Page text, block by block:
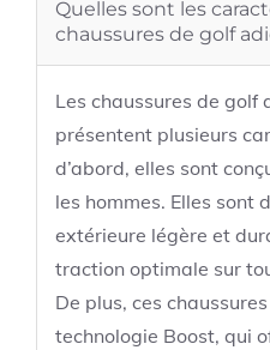
Quelles sont les
chaussures de golf
Les chaussures de golf
présentent plusieurs
d’abord, elles sont
les hommes. Elles sont
extérieure légère et
traction optimale sur
De plus, ces
technologie Boost, qui